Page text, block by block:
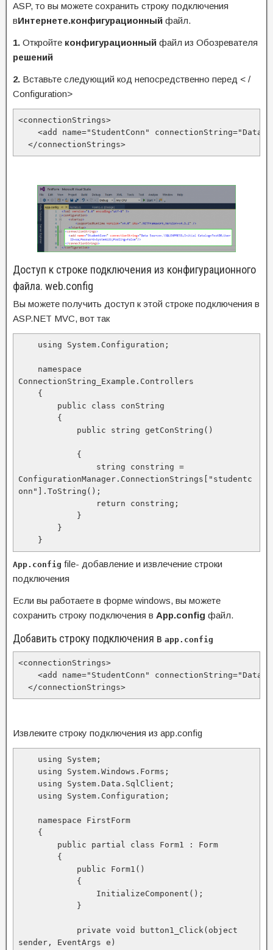
ASP, то вы можете сохранить строку подключения
вИнтернете.конфигурационный файл.
1. Откройте конфигурационный файл из Обозревателя
решений
2. Вставьте следующий код непосредственно перед < /
Configuration>
<connectionStrings>
<add name="StudentConn" connectionString="Data
  </connectionStrings>
Доступ к строке подключения из конфигурационного
файла. web.config
Вы можете получить доступ к этой строке подключения в
ASP.NET MVC, вот так
ConnectionString_Example.Controllers
ConfigurationManager.ConnectionStrings["studentc
onn"].ToString();
    }
App.config file- добавление и извлечение строки
подключения
Если вы работаете в форме windows, вы можете
сохранить строку подключения в App.config файл.
Добавить строку подключения в app.config
<connectionStrings>
<add name="StudentConn" connectionString="Data
  </connectionStrings>
Извлеките строку подключения из app.config
sender, EventArgs e)